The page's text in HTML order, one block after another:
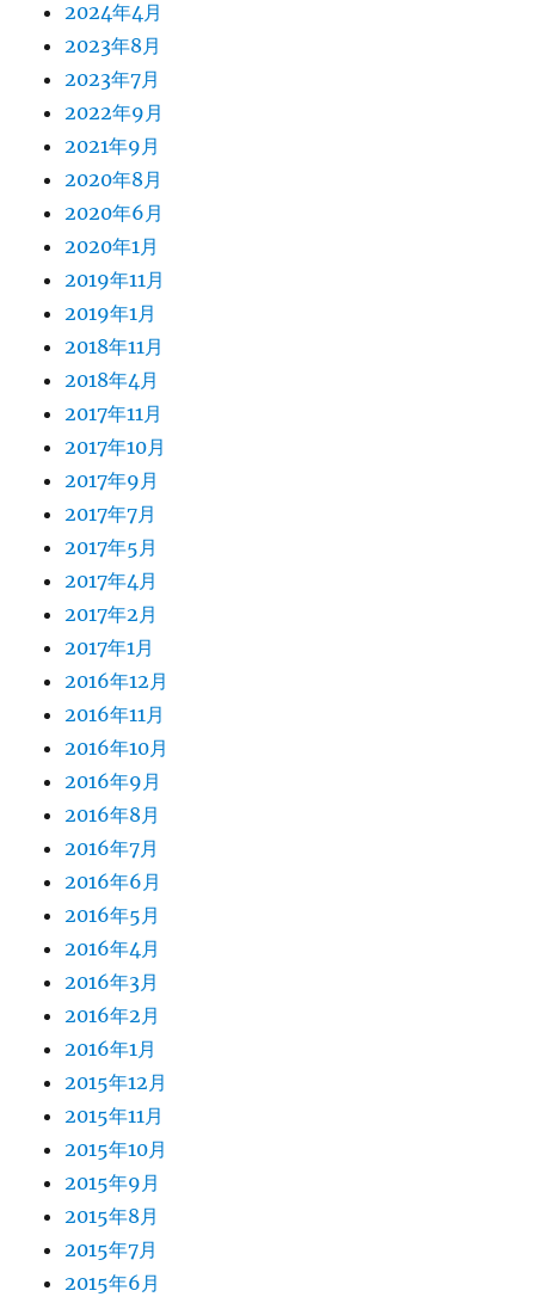
2024年4月
2023年8月
2023年7月
2022年9月
2021年9月
2020年8月
2020年6月
2020年1月
2019年11月
2019年1月
2018年11月
2018年4月
2017年11月
2017年10月
2017年9月
2017年7月
2017年5月
2017年4月
2017年2月
2017年1月
2016年12月
2016年11月
2016年10月
2016年9月
2016年8月
2016年7月
2016年6月
2016年5月
2016年4月
2016年3月
2016年2月
2016年1月
2015年12月
2015年11月
2015年10月
2015年9月
2015年8月
2015年7月
2015年6月